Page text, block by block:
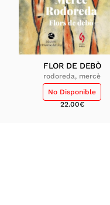
FLOR DE DEBÒ
rodoreda, mercè
No Disponible
22.00€